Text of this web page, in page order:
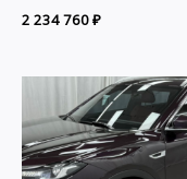
2 234 760₽